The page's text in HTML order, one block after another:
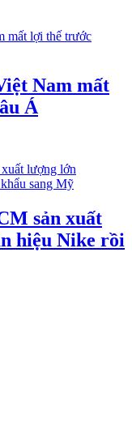
Nam mất
Á
sản xuất
hiệu Nike rồi